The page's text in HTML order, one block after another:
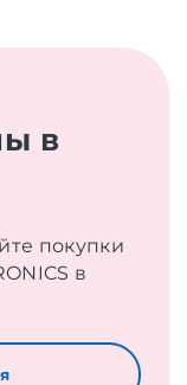
в
покупки
в